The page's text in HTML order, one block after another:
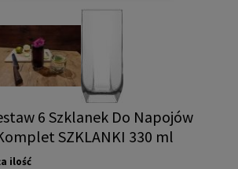
6 Szklanek Do Napojów
SZKLANKI 330 ml
ilość